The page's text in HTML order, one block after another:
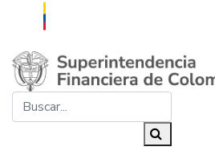
Saltar al contenido principal